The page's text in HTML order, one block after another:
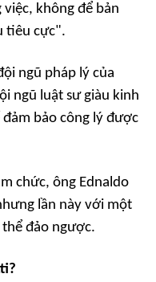
không để bản
tiêu cực".
ngũ pháp lý của
ngũ luật sư giàu kinh
đảm bảo công lý được
chức, ông Ednaldo
lần này với một
đảo ngược.